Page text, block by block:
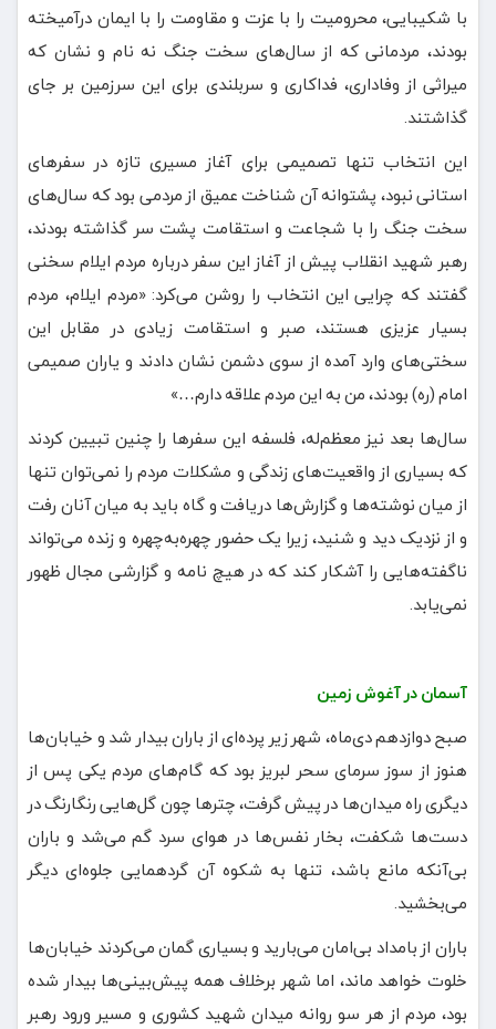
با شکیبایی، محرومیت را با عزت و مقاومت را با ایمان درآمیخته
بودند، مردمانی که از سال‌های سخت جنگ نه نام و نشان که
میراثی از وفاداری، فداکاری و سربلندی برای این سرزمین بر جای
گذاشتند.
این انتخاب تنها تصمیمی برای آغاز مسیری تازه در سفرهای
استانی نبود، پشتوانه آن شناخت عمیق از مردمی بود که سال‌های
سخت جنگ را با شجاعت و استقامت پشت سر گذاشته بودند،
رهبر شهید انقلاب پیش از آغاز این سفر درباره مردم ایلام سخنی
گفتند که چرایی این انتخاب را روشن می‌کرد: «مردم ایلام، مردم
بسیار عزیزی هستند، صبر و استقامت زیادی در مقابل این
سختی‌های وارد آمده از سوی دشمن نشان دادند و یاران صمیمی
امام (ره) بودند، من به این مردم علاقه دارم…»
سال‌ها بعد نیز معظم‌له، فلسفه این سفرها را چنین تبیین کردند
که بسیاری از واقعیت‌های زندگی و مشکلات مردم را نمی‌توان تنها
از میان نوشته‌ها و گزارش‌ها دریافت و گاه باید به میان آنان رفت
و از نزدیک دید و شنید، زیرا یک حضور چهره‌به‌چهره و زنده می‌تواند
ناگفته‌هایی را آشکار کند که در هیچ نامه و گزارشی مجال ظهور
نمی‌یابد.
آسمان در آغوش زمین
صبح دوازدهم دی‌ماه، شهر زیر پرده‌ای از باران بیدار شد و خیابان‌ها
هنوز از سوز سرمای سحر لبریز بود که گام‌های مردم یکی پس از
دیگری راه میدان‌ها در پیش گرفت، چترها چون گل‌هایی رنگارنگ در
دست‌ها شکفت، بخار نفس‌ها در هوای سرد گم می‌شد و باران
بی‌آنکه مانع باشد، تنها به شکوه آن گردهمایی جلوه‌ای دیگر
می‌بخشید.
باران از بامداد بی‌امان می‌بارید و بسیاری گمان می‌کردند خیابان‌ها
خلوت خواهد ماند، اما شهر برخلاف همه پیش‌بینی‌ها بیدار شده
بود، مردم از هر سو روانه میدان شهید کشوری و مسیر ورود رهبر